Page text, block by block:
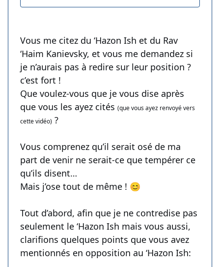
Vous me citez du ‘Hazon Ish et du Rav
‘Haim Kanievsky, et vous me demandez si
je n’aurais pas à redire sur leur position ?
c’est fort !
Que voulez-vous que je vous dise après
que vous les ayez cités (que vous ayez renvoyé vers
cette vidéo) ?
Vous comprenez qu’il serait osé de ma
part de venir ne serait-ce que tempérer ce
qu’ils disent…
Mais j’ose tout de même ! 😊
Tout d’abord, afin que je ne contredise pas
seulement le ‘Hazon Ish mais vous aussi,
clarifions quelques points que vous avez
mentionnés en opposition au ‘Hazon Ish: